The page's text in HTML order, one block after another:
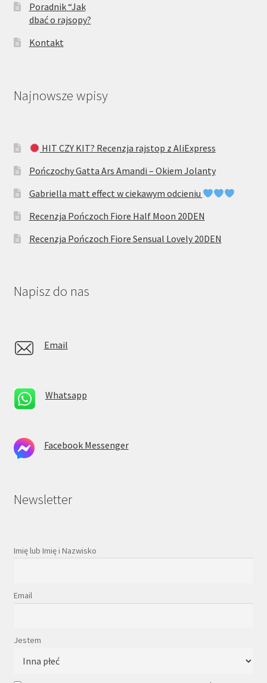
Poradnik “Jak
dbać o rajsopy?
Kontakt
Najnowsze wpisy
HIT CZY KIT? Recenzja rajstop z AliExpress
Pończochy Gatta Ars Amandi – Okiem Jolanty
Gabriella matt effect w ciekawym odcieniu
Recenzja Pończoch Fiore Half Moon 20DEN
Recenzja Pończoch Fiore Sensual Lovely 20DEN
Napisz do nas
Email
Whatsapp
Facebook Messenger
Newsletter
Imię lub Imię i Nazwisko
Email
Jestem